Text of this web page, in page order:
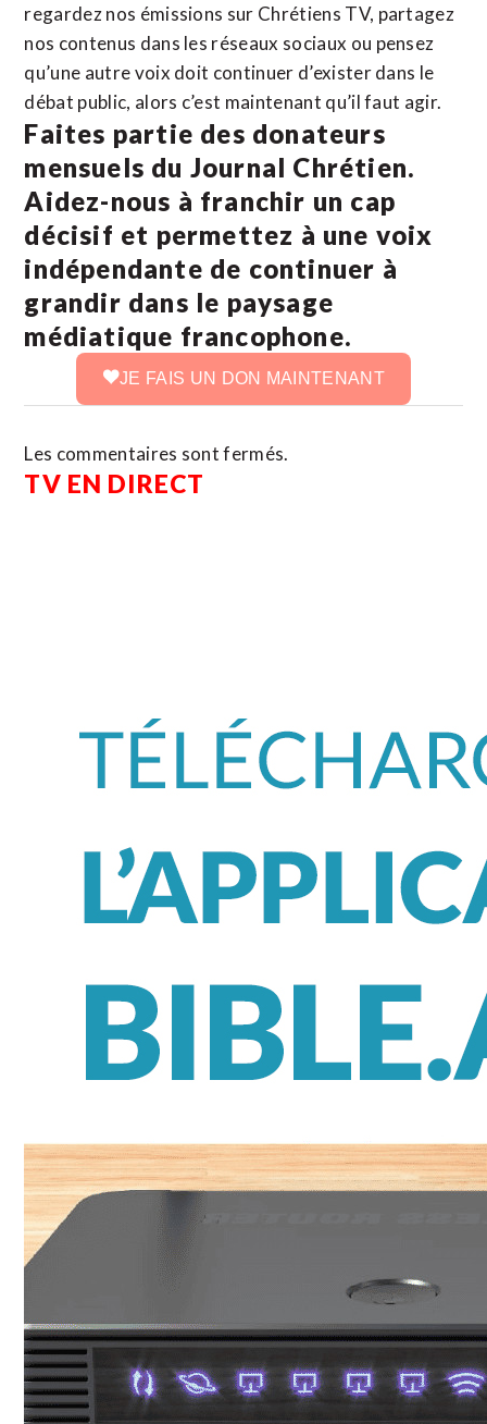
regardez nos émissions sur Chrétiens TV, partagez
nos contenus dans les réseaux sociaux ou pensez
qu’une autre voix doit continuer d’exister dans le
débat public, alors c’est maintenant qu’il faut agir.
Faites partie des donateurs
mensuels du Journal Chrétien.
Aidez-nous à franchir un cap
décisif et permettez à une voix
indépendante de continuer à
grandir dans le paysage
médiatique francophone.
JE FAIS UN DON MAINTENANT
Les commentaires sont fermés.
TV EN DIRECT